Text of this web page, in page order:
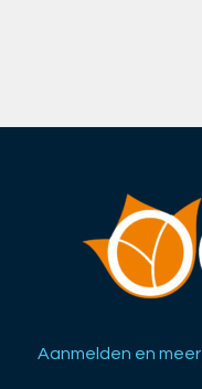
Aanmelden en meer